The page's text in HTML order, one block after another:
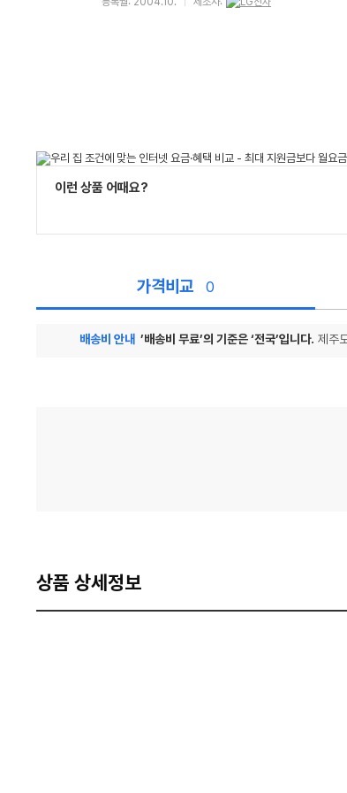
이런 상품 어때요?
가격비교 0
배송비 안내 ’배송비 무료’의 기준은 ‘전국’입니다. 제주
상품 상세정보